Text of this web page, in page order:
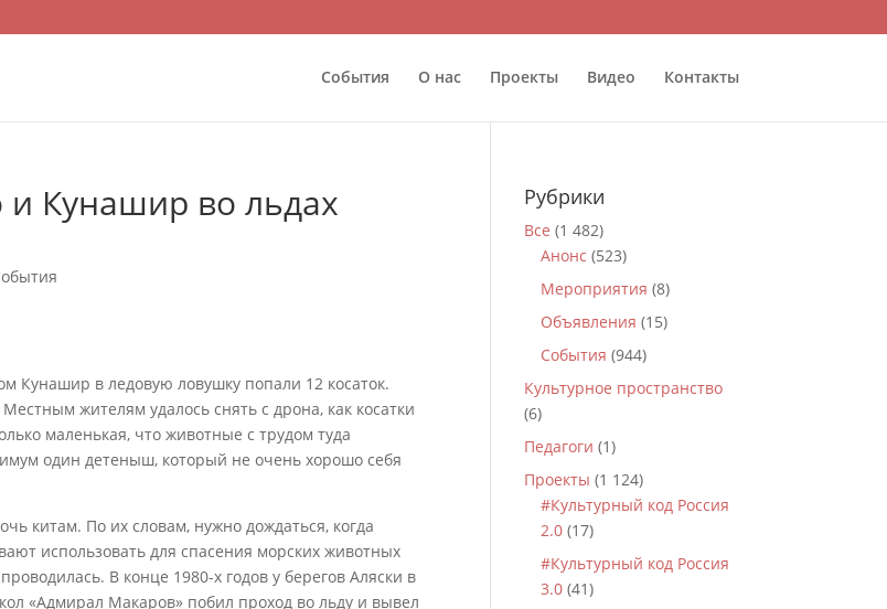
События О нас Проекты Видео Контакты
Кунашир во льдах
Кунашир в ледовую ловушку попали 12 косаток.
жителям удалось снять с дрона, как косатки
маленькая, что животные с трудом туда
один детеныш, который не очень хорошо себя
китам. По их словам, нужно дождаться, когда
использовать для спасения морских животных
В конце 1980-х годов у берегов Аляски в
«Адмирал Макаров» побил проход во льду и вывел
Рубрики
Все (1 482)
Анонс (523)
Мероприятия (8)
Объявления (15)
События (944)
Культурное пространство
(6)
Педагоги (1)
Проекты (1 124)
#Культурный код Россия
2.0 (17)
#Культурный код Россия
3.0 (41)